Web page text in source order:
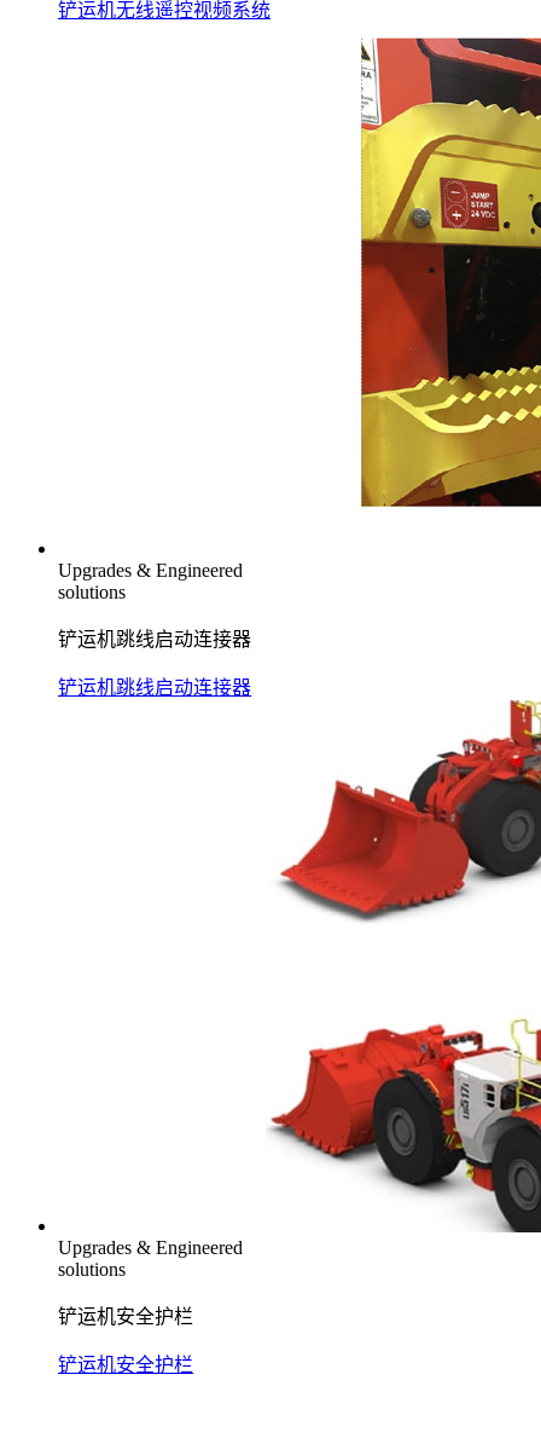
铲运机无线遥控视频系统
Upgrades & Engineered
solutions
铲运机跳线启动连接器
铲运机跳线启动连接器
Upgrades & Engineered
solutions
铲运机安全护栏
铲运机安全护栏